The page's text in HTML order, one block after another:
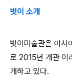
벗이 소개
벗이미술관은 아
로 2015년 개관 이
개하고 있다.